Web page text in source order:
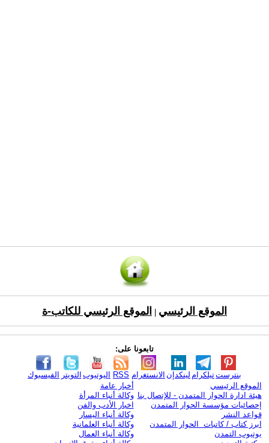
الموقع الرئيسي الموقع الرئيسي للكاتب-ة
تابعونا على:
الفيسبوك التويتر اليوتيوب RSS الانستغرام لينكدإن تيلكرامبنترست
الموقع الرئيسي
هيئة ادارة الحوار المتمدن - للإتصال بنا
إحصائيات مؤسسة الحوار المتمدن
قواعد النشر
ابرز كتاب / كاتبات الحوار المتمدن
يوتيوب التمدن
أخبار عامة
وكالة أنباء المرأة
اخبار الأدب والفن
وكالة أنباء اليسار
وكالة أنباء العلمانية
وكالة أنباء العمال